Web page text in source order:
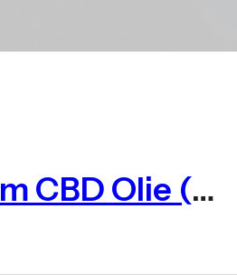
5% Premium CBD Olie (500 Mg Phytocannabinoids)